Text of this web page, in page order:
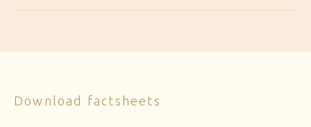
Download factsheets